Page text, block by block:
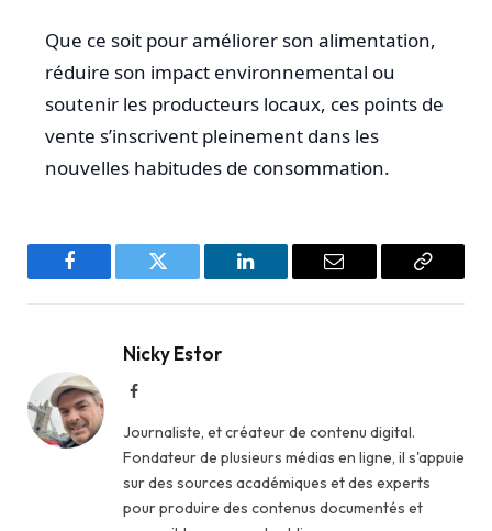
Que ce soit pour améliorer son alimentation,
réduire son impact environnemental ou
soutenir les producteurs locaux, ces points de
vente s’inscrivent pleinement dans les
nouvelles habitudes de consommation.
Facebook Twitter LinkedIn Email
Copy
Nicky Estor
Facebook
Journaliste, et créateur de contenu digital.
Fondateur de plusieurs médias en ligne, il s'appuie
sur des sources académiques et des experts
pour produire des contenus documentés et